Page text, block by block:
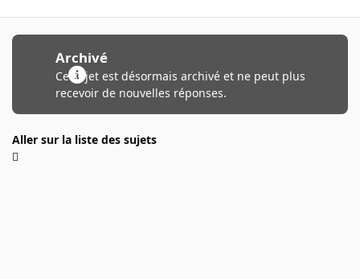
Archivé
Ce sujet est désormais archivé et ne peut plus
recevoir de nouvelles réponses.
Aller sur la liste des sujets